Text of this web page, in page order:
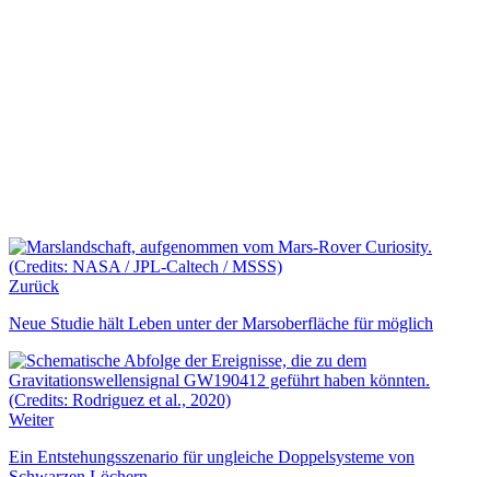
Zurück
Neue Studie hält Leben unter der Marsoberfläche für möglich
Weiter
Ein Entstehungsszenario für ungleiche Doppelsysteme von